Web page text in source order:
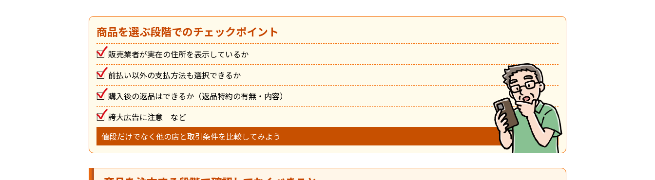
商品を選ぶ段階でのチェックポイント
販売業者が実在の住所を表示しているか
前払い以外の支払方法も選択できるか
購入後の返品はできるか（返品特約の有無・内容）
誇大広告に注意 など
値段だけでなく他の店と取引条件を比較してみよう